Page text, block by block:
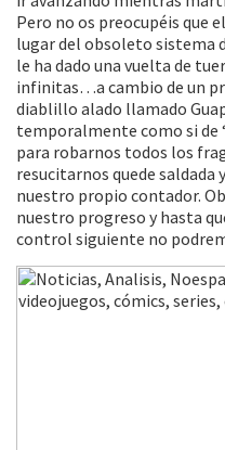
Pero no os preocupéis que
lugar del obsoleto sistema
le ha dado una vuelta de
infinitas…a cambio de un
diablillo alado llamado
temporalmente como si de
para robarnos todos los
resucitarnos quede
nuestro propio contador.
nuestro progreso y hasta
control siguiente no